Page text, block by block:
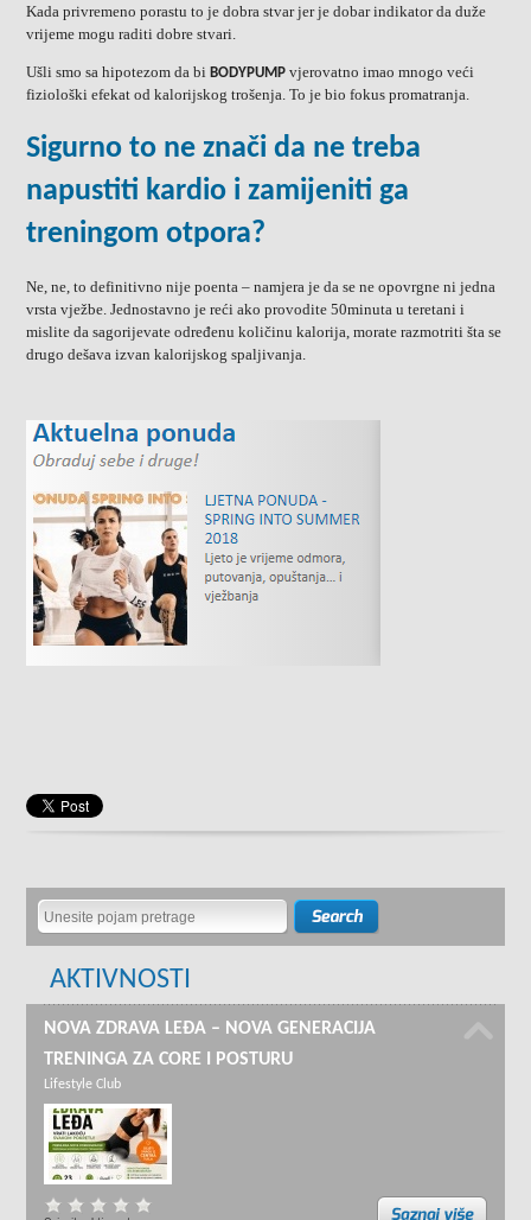
Kada privremeno porastu to je dobra stvar jer je dobar indikator da duže
vrijeme mogu raditi dobre stvari.
Ušli smo sa hipotezom da biBODYPUMP vjerovatno imao mnogo veći
fiziološki efekat od kalorijskog trošenja. To je bio fokus promatranja.
Sigurno to ne znači da ne treba
napustiti kardio i zamijeniti ga
treningom otpora?
Ne, ne, to definitivno nije poenta – namjera je da se ne opovrgne ni jedna
vrsta vježbe. Jednostavno je reći ako provodite 50minuta u teretani i
mislite da sagorijevate određenu količinu kalorija, morate razmotriti šta se
drugo dešava izvan kalorijskog spaljivanja.
AKTIVNOSTI
NOVA ZDRAVA LEĐA – NOVA GENERACIJA
TRENINGA ZA CORE I POSTURU
Lifestyle Club